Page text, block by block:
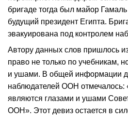
бригаде тогда был майор
будущий президент Египта.
эвакуирована под контролем
Автору данных слов пришлось
право не только по учебникам,
и ушами. В общей информации
наблюдателей ООН отмечалось:
являются глазами и ушами
ООН». Этот девиз остается в